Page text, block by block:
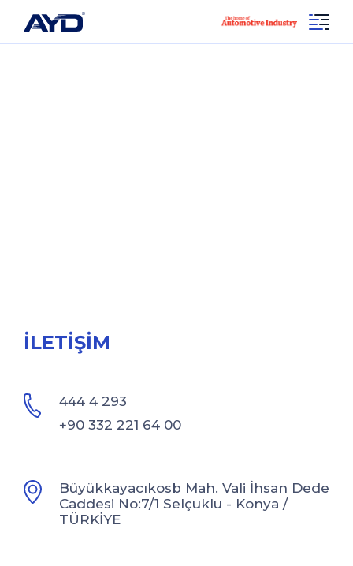
İLETİŞİM
444 4 293
+90 332 221 64 00
Büyükkayacıkosb Mah. Vali İhsan Dede
Caddesi No:7/1 ​Selçuklu - Konya /
TÜRKİYE